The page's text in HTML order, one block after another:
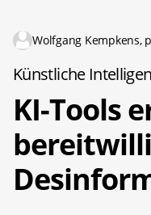
Wolfgang Kempkens,
Künstliche
KI-Tools